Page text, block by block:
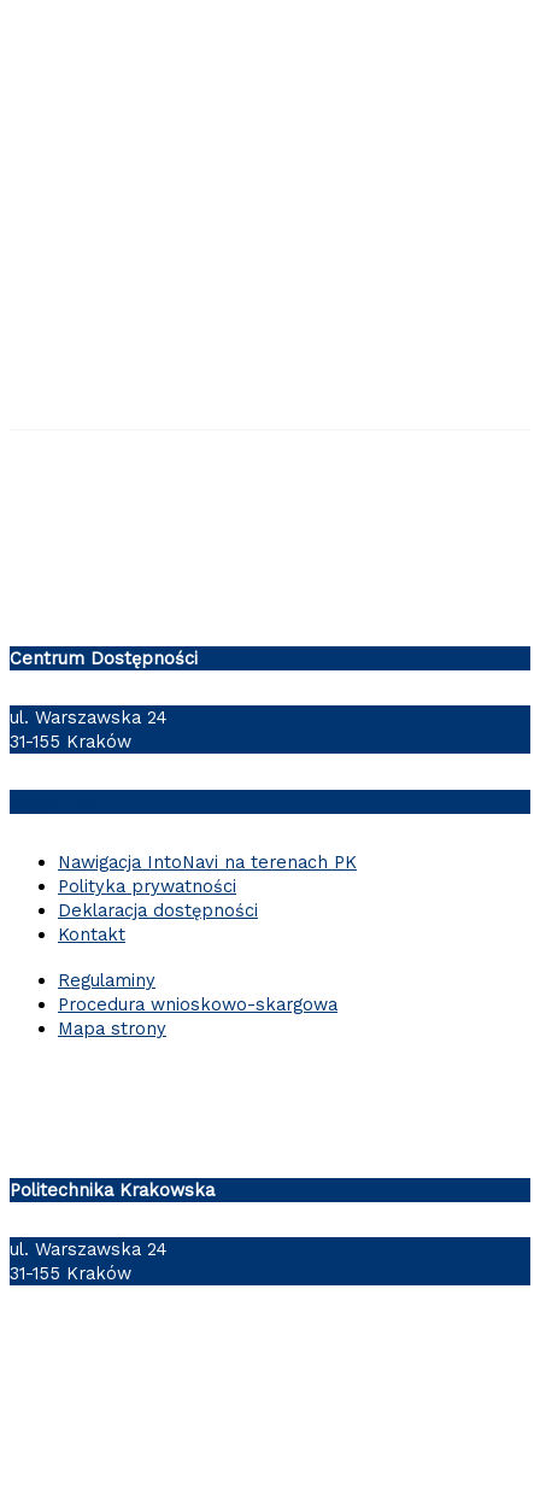
Centrum Dostępności
ul. Warszawska 24
31-155 Kraków
Nawigacja IntoNavi na terenach PK
Polityka prywatności
Deklaracja dostępności
Kontakt
Regulaminy
Procedura wnioskowo-skargowa
Mapa strony
Politechnika Krakowska
ul. Warszawska 24
31-155 Kraków